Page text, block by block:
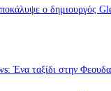
ο δημιουργός